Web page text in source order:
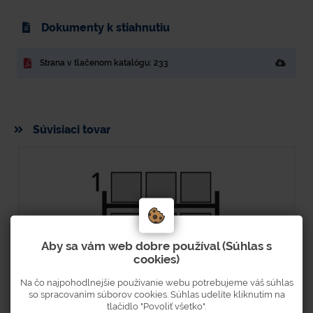
Dokumenty k stiahnutiu
Strana v tlačenom katalógu: 233
Súvisiaci tovar
Aby sa vám web dobre používal (Súhlas s
cookies)
Na čo najpohodlnejšie používanie webu potrebujeme váš súhlas
so spracovaním súborov cookies. Súhlas udelíte kliknutím na
tlačidlo "Povoliť všetko".